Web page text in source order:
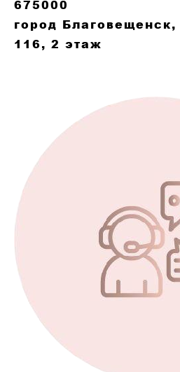
675000
город
116, 2 этаж